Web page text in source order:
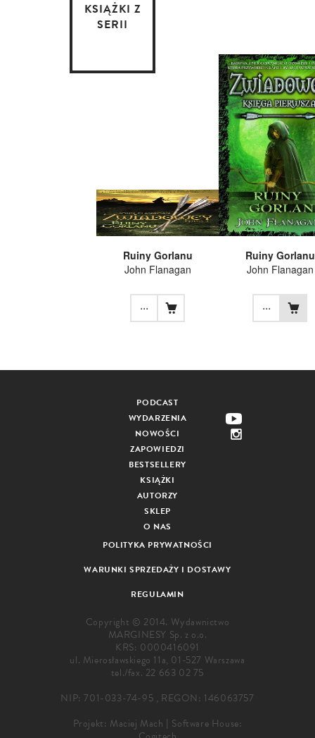
KSIĄŻKI Z
SERII
Ruiny Gorlanu
John Flanagan
...
Ruiny Gorlanu
John Flanagan
...
PODCAST
WYDARZENIA
NOWOŚCI
ZAPOWIEDZI
BESTSELLERY
KSIĄŻKI
AUTORZY
SKLEP
O NAS
POLITYKA PRYWATNOŚCI
WARUNKI SPRZEDAŻY I DOSTAWY
REGULAMIN
Copyright © 2014. Wydawnictwo
MARGINESY Sp. z o.o.
KRS: 0000416091
ul. Mierosławskiego 11a, 01-527 Warszawa
tel./fax. 22 663 02 75
NIP: 701-033-74-95 , REGON: 146063757
Projekt: Maciej Mach | Software House: